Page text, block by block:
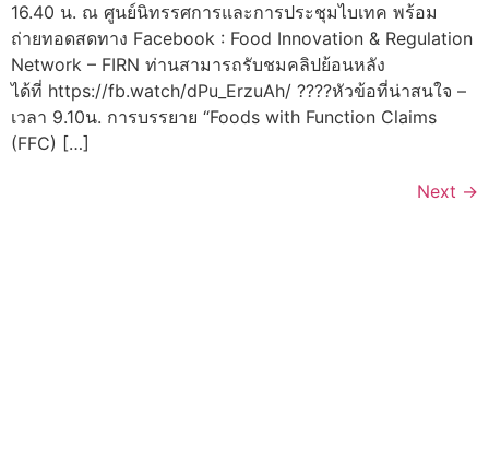
16.40 น. ณ ศูนย์นิทรรศการและการประชุมไบเทค พร้อม
ถ่ายทอดสดทาง Facebook : Food Innovation & Regulation
Network – FIRN ท่านสามารถรับชมคลิปย้อนหลัง
ได้ที่ https://fb.watch/dPu_ErzuAh/ ????หัวข้อที่น่าสนใจ –
เวลา 9.10น. การบรรยาย “Foods with Function Claims
(FFC) […]
Next →